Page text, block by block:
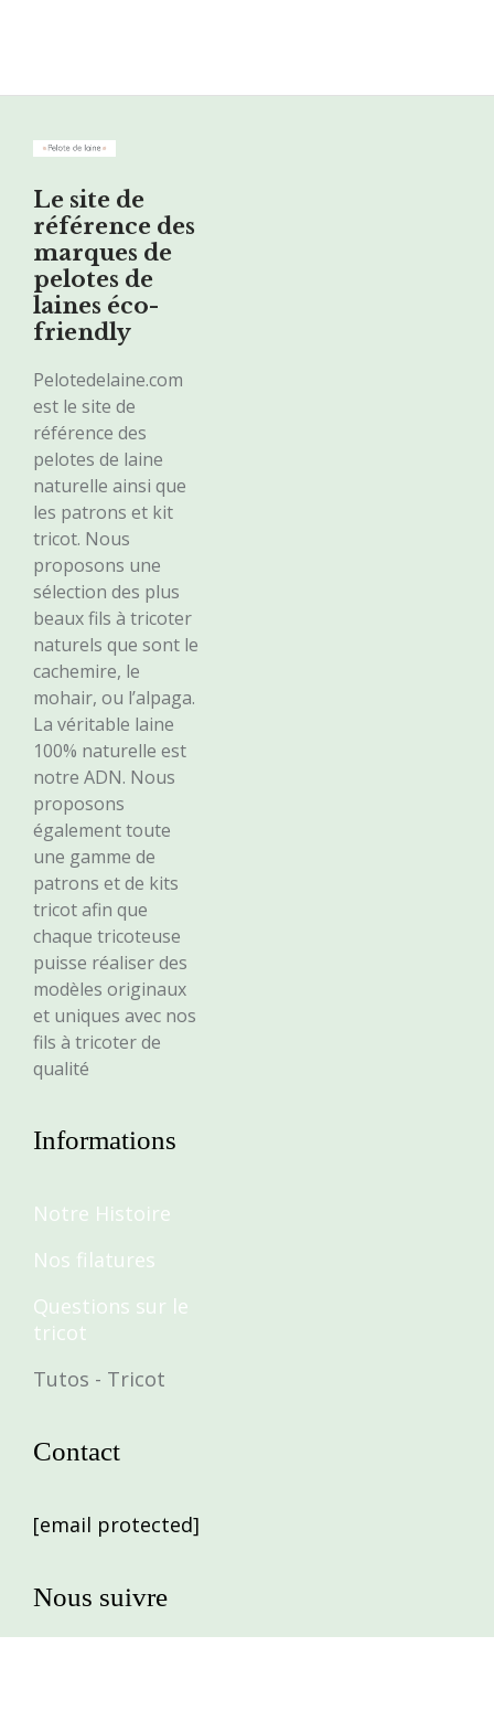
Le site de
référence des
marques de
pelotes de
laines éco-
friendly
Pelotedelaine.com
est le site de
référence des
pelotes de laine
naturelle ainsi que
les patrons et kit
tricot. Nous
proposons une
sélection des plus
beaux fils à tricoter
naturels que sont le
cachemire, le
mohair, ou l’alpaga.
La véritable laine
100% naturelle est
notre ADN. Nous
proposons
également toute
une gamme de
patrons et de kits
tricot afin que
chaque tricoteuse
puisse réaliser des
modèles originaux
et uniques avec nos
fils à tricoter de
qualité
Informations
Notre Histoire
Nos filatures
Questions sur le
tricot
Tutos - Tricot
Contact
[email protected]
Nous suivre